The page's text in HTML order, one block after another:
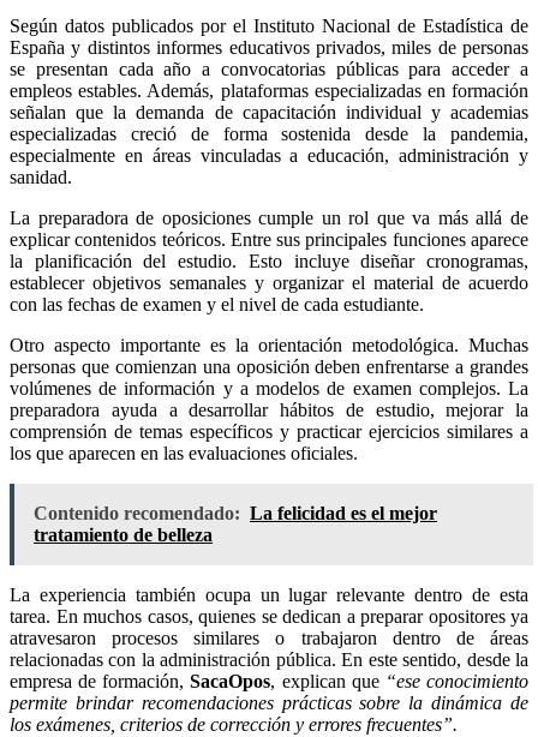
Según datos publicados por el Instituto Nacional de Estadística de
España y distintos informes educativos privados, miles de personas
se presentan cada año a convocatorias públicas para acceder a
empleos estables. Además, plataformas especializadas en formación
señalan que la demanda de capacitación individual y academias
especializadas creció de forma sostenida desde la pandemia,
especialmente en áreas vinculadas a educación, administración y
sanidad.
La preparadora de oposiciones cumple un rol que va más allá de
explicar contenidos teóricos. Entre sus principales funciones aparece
la planificación del estudio. Esto incluye diseñar cronogramas,
establecer objetivos semanales y organizar el material de acuerdo
con las fechas de examen y el nivel de cada estudiante.
Otro aspecto importante es la orientación metodológica. Muchas
personas que comienzan una oposición deben enfrentarse a grandes
volúmenes de información y a modelos de examen complejos. La
preparadora ayuda a desarrollar hábitos de estudio, mejorar la
comprensión de temas específicos y practicar ejercicios similares a
los que aparecen en las evaluaciones oficiales.
Contenido recomendado: La felicidad es el mejor
tratamiento de belleza
La experiencia también ocupa un lugar relevante dentro de esta
tarea. En muchos casos, quienes se dedican a preparar opositores ya
atravesaron procesos similares o trabajaron dentro de áreas
relacionadas con la administración pública. En este sentido, desde la
empresa de formación,SacaOpos, explican que“ese conocimiento
permite brindar recomendaciones prácticas sobre la dinámica de
los exámenes, criterios de corrección y errores frecuentes”.